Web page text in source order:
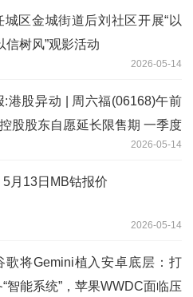
城区金城街道后刘社区开展“以
信树风”观影活动
2026-05-14
:港股异动 | 周六福(06168)午前
股股东自愿延长限售期 一季度
2026-05-14
月13日MB钴报价
2026-05-14
歌将Gemini植入安卓底层：打
智能系统”，苹果WWDC面临压